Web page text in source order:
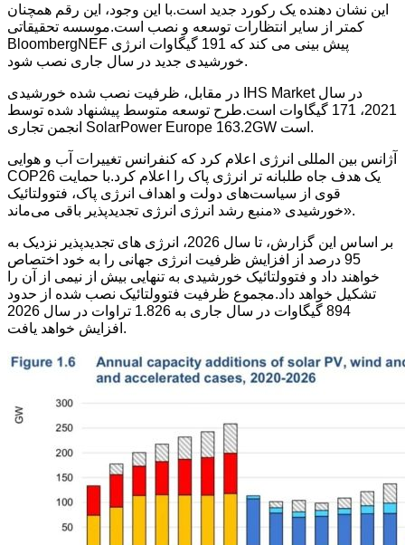
این نشان دهنده یک رکورد جدید است.با این وجود، این رقم همچنان
کمتر از سایر انتظارات توسعه و نصب است.موسسه تحقیقاتی
BloombergNEF پیش بینی می کند که 191 گیگاوات انرژی
خورشیدی جدید در سال جاری نصب شود.
در مقابل، ظرفیت نصب شده خورشیدی IHS Market در سال
2021، 171 گیگاوات است.طرح توسعه متوسط ​​پیشنهاد شده توسط
انجمن تجاری SolarPower Europe 163.2GW است.
آژانس بین المللی انرژی اعلام کرد که کنفرانس تغییرات آب و هوایی
COP26 یک هدف جاه طلبانه تر انرژی پاک را اعلام کرد.با حمایت
قوی از سیاست‌های دولت و اهداف انرژی پاک، فتوولتائیک
خورشیدی «منبع رشد انرژی انرژی تجدیدپذیر باقی می‌ماند».
بر اساس این گزارش، تا سال 2026، انرژی های تجدیدپذیر نزدیک به
95 درصد از افزایش ظرفیت انرژی جهانی را به خود اختصاص
خواهند داد و فتوولتائیک خورشیدی به تنهایی بیش از نیمی از آن را
تشکیل خواهد داد.مجموع ظرفیت فتوولتائیک نصب شده از حدود
894 گیگاوات در سال جاری به 1.826 تراوات در سال 2026
افزایش خواهد یافت.